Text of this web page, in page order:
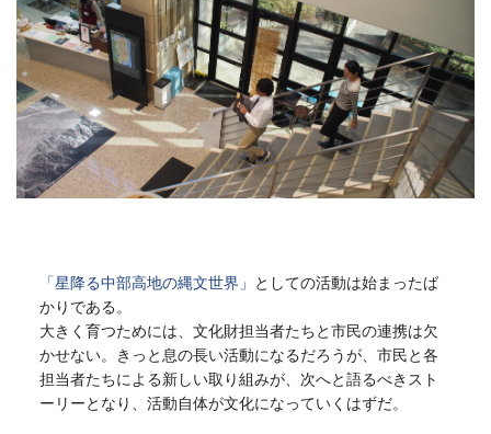
「星降る中部高地の縄文世界」
としての活動は始まったば
かりである。
大きく育つためには、文化財担当者たちと市民の連携は欠
かせない。きっと息の長い活動になるだろうが、市民と各
担当者たちによる新しい取り組みが、次へと語るべきスト
ーリーとなり、活動自体が文化になっていくはずだ。